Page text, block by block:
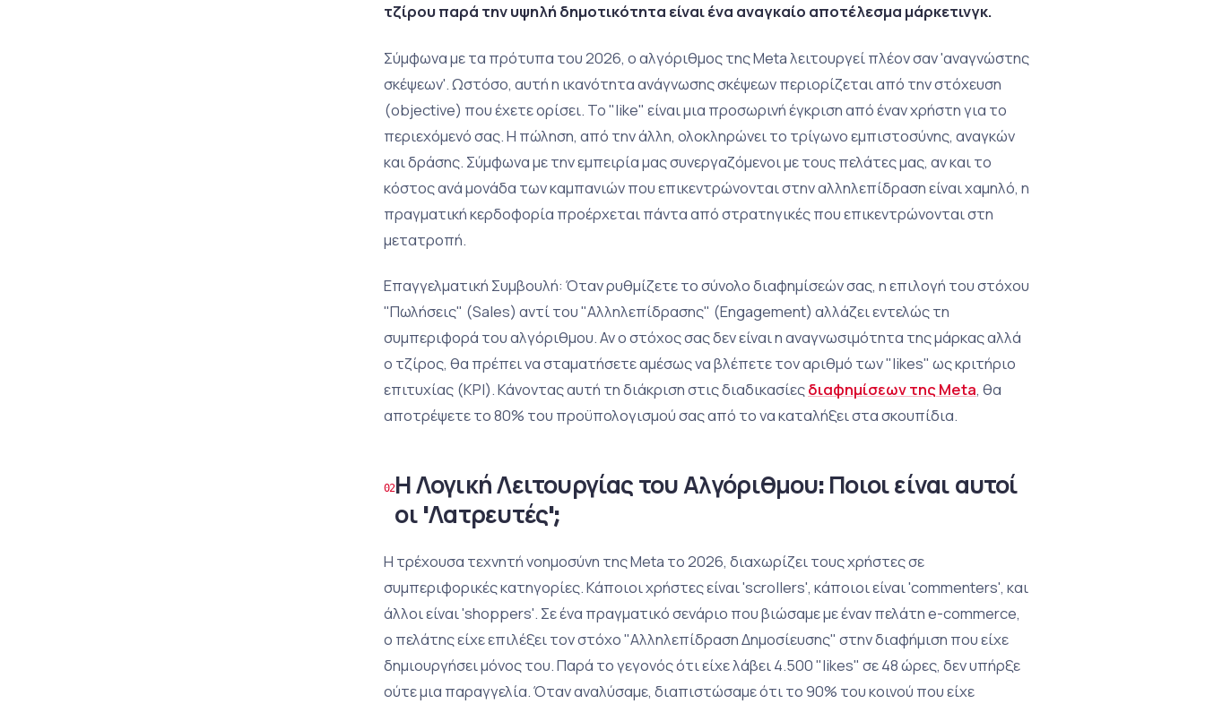
τζίρου παρά την υψηλή δημοτικότητα είναι ένα αναγκαίο αποτέλεσμα μάρκετινγκ.
Σύμφωνα με τα πρότυπα του 2026, ο αλγόριθμος της Meta λειτουργεί πλέον σαν 'αναγνώστης
σκέψεων'. Ωστόσο, αυτή η ικανότητα ανάγνωσης σκέψεων περιορίζεται από την στόχευση
(objective) που έχετε ορίσει. Το "like" είναι μια προσωρινή έγκριση από έναν χρήστη για το
περιεχόμενό σας. Η πώληση, από την άλλη, ολοκληρώνει το τρίγωνο εμπιστοσύνης, αναγκών
και δράσης. Σύμφωνα με την εμπειρία μας συνεργαζόμενοι με τους πελάτες μας, αν και το
κόστος ανά μονάδα των καμπανιών που επικεντρώνονται στην αλληλεπίδραση είναι χαμηλό, η
πραγματική κερδοφορία προέρχεται πάντα από στρατηγικές που επικεντρώνονται στη
μετατροπή.
Επαγγελματική Συμβουλή: Όταν ρυθμίζετε το σύνολο διαφημίσεών σας, η επιλογή του στόχου
"Πωλήσεις" (Sales) αντί του "Αλληλεπίδρασης" (Engagement) αλλάζει εντελώς τη
συμπεριφορά του αλγόριθμου. Αν ο στόχος σας δεν είναι η αναγνωσιμότητα της μάρκας αλλά
ο τζίρος, θα πρέπει να σταματήσετε αμέσως να βλέπετε τον αριθμό των "likes" ως κριτήριο
επιτυχίας (KPI). Κάνοντας αυτή τη διάκριση στις διαδικασίεςδιαφημίσεων της Meta, θα
αποτρέψετε το 80% του προϋπολογισμού σας από το να καταλήξει στα σκουπίδια.
Η Λογική Λειτουργίας του Αλγόριθμου: Ποιοι είναι αυτοί
οι 'Λατρευτές';
Η τρέχουσα τεχνητή νοημοσύνη της Meta το 2026, διαχωρίζει τους χρήστες σε
συμπεριφορικές κατηγορίες. Κάποιοι χρήστες είναι 'scrollers', κάποιοι είναι 'commenters', και
άλλοι είναι 'shoppers'. Σε ένα πραγματικό σενάριο που βιώσαμε με έναν πελάτη e-commerce,
ο πελάτης είχε επιλέξει τον στόχο "Αλληλεπίδραση Δημοσίευσης" στην διαφήμιση που είχε
δημιουργήσει μόνος του. Παρά το γεγονός ότι είχε λάβει 4.500 "likes" σε 48 ώρες, δεν υπήρξε
ούτε μια παραγγελία. Όταν αναλύσαμε, διαπιστώσαμε ότι το 90% του κοινού που είχε